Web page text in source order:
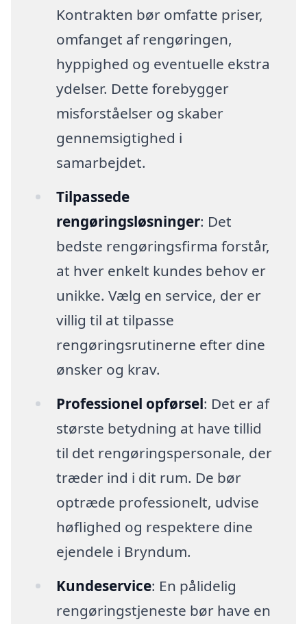
Kontrakten bør omfatte priser,
omfanget af rengøringen,
hyppighed og eventuelle ekstra
ydelser. Dette forebygger
misforståelser og skaber
gennemsigtighed i
samarbejdet.
Tilpassede
rengøringsløsninger: Det
bedste rengøringsfirma forstår,
at hver enkelt kundes behov er
unikke. Vælg en service, der er
villig til at tilpasse
rengøringsrutinerne efter dine
ønsker og krav.
Professionel opførsel: Det er af
største betydning at have tillid
til det rengøringspersonale, der
træder ind i dit rum. De bør
optræde professionelt, udvise
høflighed og respektere dine
ejendele i Bryndum.
Kundeservice: En pålidelig
rengøringstjeneste bør have en